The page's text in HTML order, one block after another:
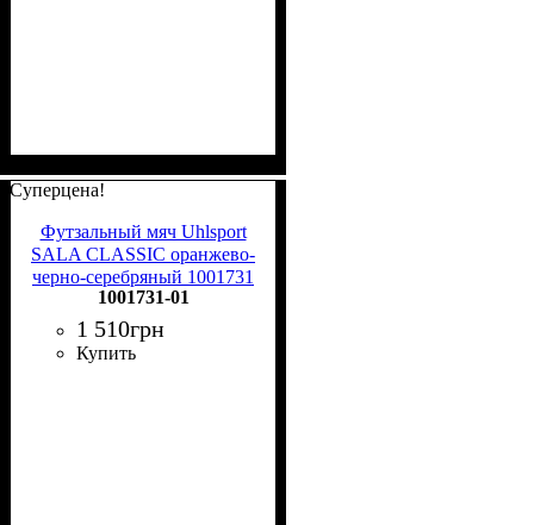
Суперцена!
Футзальный мяч Uhlsport
SALA CLASSIC оранжево-
черно-серебряный 1001731
01 Размер 4
1001731-01
1 510грн
Купить